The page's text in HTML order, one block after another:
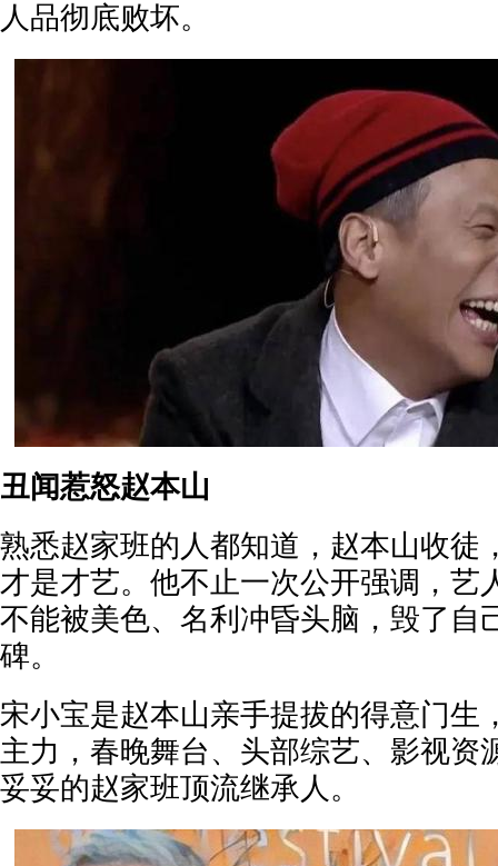
人品彻底败坏。
丑闻惹怒赵本山
熟悉赵家班的人都知道，赵本山收徒
才是才艺。他不止一次公开强调，艺
不能被美色、名利冲昏头脑，毁了自
碑。
宋小宝是赵本山亲手提拔的得意门生
主力，春晚舞台、头部综艺、影视资
妥妥的赵家班顶流继承人。